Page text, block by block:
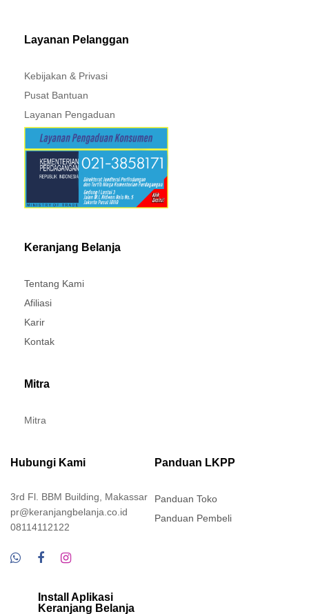
Layanan Pelanggan
Kebijakan & Privasi
Pusat Bantuan
Layanan Pengaduan
Keranjang Belanja
Tentang Kami
Afiliasi
Karir
Kontak
Mitra
Mitra
Hubungi Kami
3rd Fl. BBM Building, Makassar
pr@keranjangbelanja.co.id
08114112122
Panduan LKPP
Panduan Toko
Panduan Pembeli
Install Aplikasi
Keranjang Belanja